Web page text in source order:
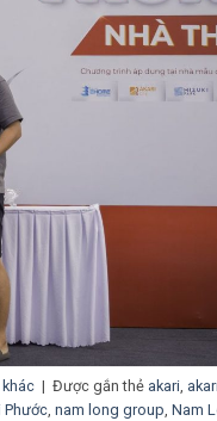
| Được gắn thẻ akari,
Phước, nam long group, Nam